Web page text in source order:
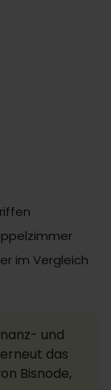
im Vergleich
und
das
Bisnode,